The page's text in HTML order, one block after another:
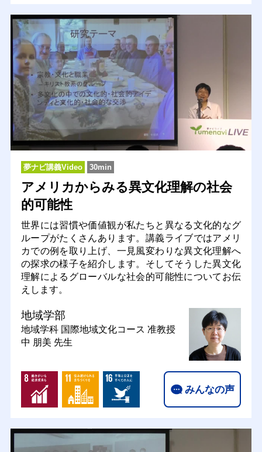
夢ナビ講義Video 30min
アメリカからみる異文化理解の社会
的可能性
世界には習慣や価値観が私たちと異なる文化的なグ
ループがたくさんあります。講義ライブではアメリ
カでの例を取り上げ、一見風変わりな異文化理解へ
の探求の様子を紹介します。そしてそうした異文化
理解によるグローバルな社会的可能性についてお伝
えします。
地域学部
地域学科 国際地域文化コース 准教授
中 朋美 先生
みんなの声